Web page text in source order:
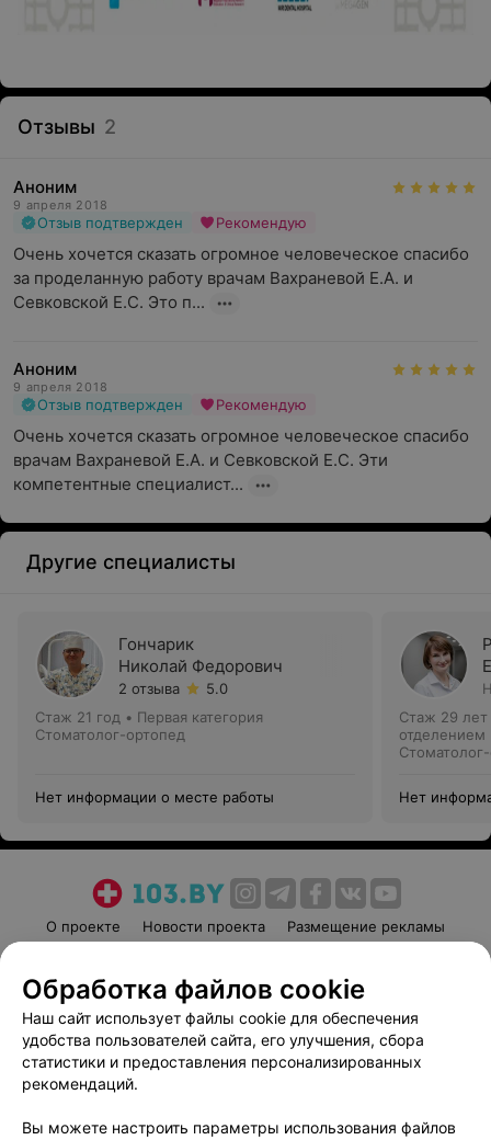
Отзывы 2
Аноним
9 апреля 2018
Отзыв подтвержден Рекомендую
Очень хочется сказать огромное человеческое спасибо
за проделанную работу врачам Вахраневой Е.А. и
Севковской Е.С. Это п...
Аноним
9 апреля 2018
Отзыв подтвержден Рекомендую
Очень хочется сказать огромное человеческое спасибо
врачам Вахраневой Е.А. и Севковской Е.С. Эти
компетентные специалист...
Другие специалисты
Гончарик
Николай Федорович
2 отзыва
5.0
Стаж 21 год • Первая категория
Стоматолог-ортопед
Нет информации о месте работы
Стаж 29 лет
отделением
Нет
О проекте Новости проекта
Размещение рекламы
Пользовательское соглашение
Способы оплаты
Вакансии
Партнеры
Написать руководителю 103.by
Обработка файлов cookie
Наш сайт использует файлы cookie для обеспечения
удобства пользователей сайта, его улучшения, сбора
статистики и предоставления персонализированных
рекомендаций.
Вы можете настроить параметры использования файлов